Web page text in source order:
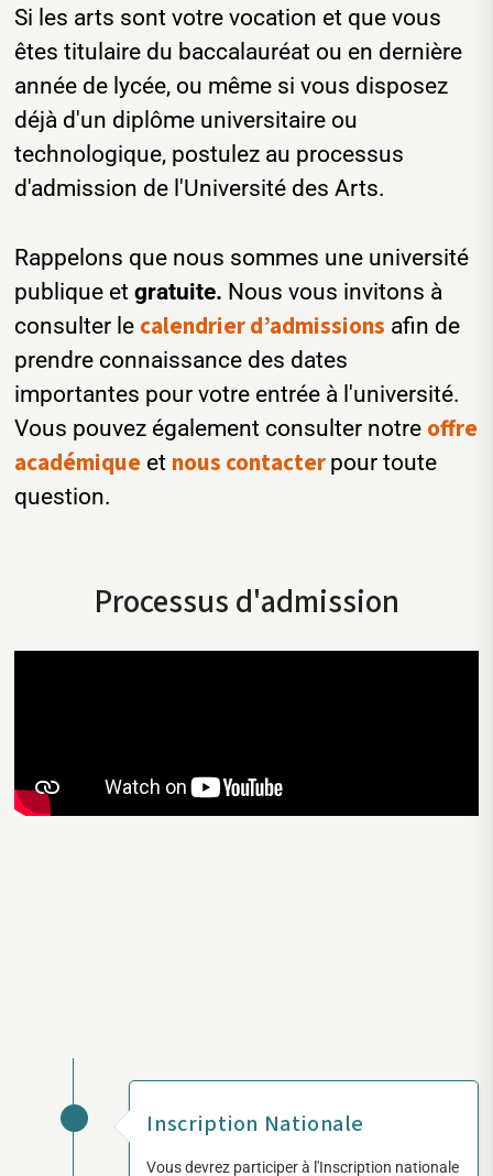
Si les arts sont votre vocation et que vous
êtes titulaire du baccalauréat ou en dernière
année de lycée, ou même si vous disposez
déjà d'un diplôme universitaire ou
technologique, postulez au processus
d'admission de l'Université des Arts.
Rappelons que nous sommes une université
publique etgratuite. Nous vous invitons à
consulter le calendrier d’admissions afin de
prendre connaissance des dates
importantes pour votre entrée à l'université.
Vous pouvez également consulter notre offre
académique et nous contacter pour toute
question.
Processus d'admission
Inscription Nationale
Vous devrez participer à l'Inscription nationale